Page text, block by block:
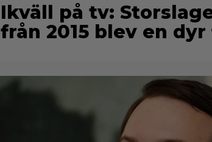
Ikväll på tv:
från 2015 blev en